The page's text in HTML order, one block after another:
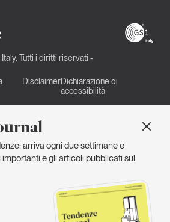
arriva ogni due settimane e
e gli articoli pubblicati sul
Tutti i diritti riservati -
DisclaimerDichiarazione di
accessibilità